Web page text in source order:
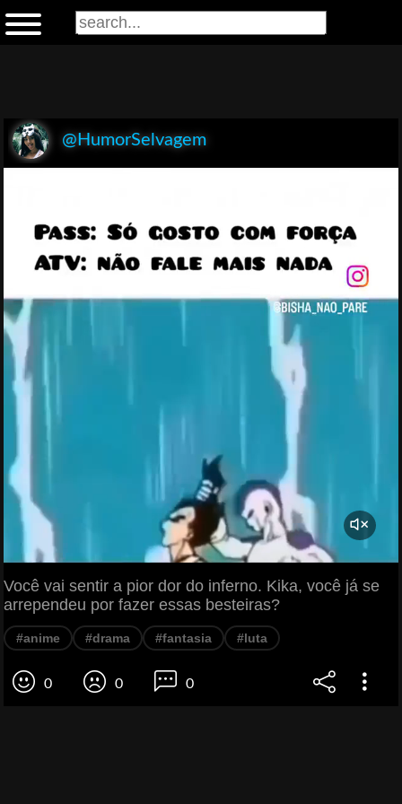
@HumorSelvagem
Você vai sentir a pior dor do inferno. Kika, você já se
arrependeu por fazer essas besteiras?
#anime #drama #fantasia #luta
0 0 0